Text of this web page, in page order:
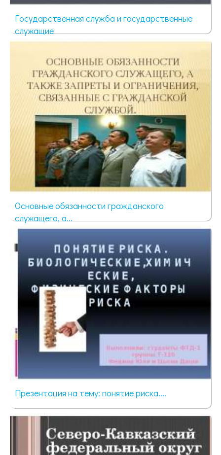
Государственная служба и государственные
служащие
Основные обязанности гражданского
служащего, а...
1211 просмотров
Презентация на тему: понятие риска....